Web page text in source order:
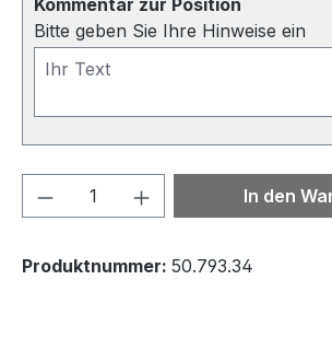
Kommentar zur Position
Bitte geben Sie Ihre Hinweise ein
Produkt Anzahl: Gib den
In den
Produktnummer: 50.793.34